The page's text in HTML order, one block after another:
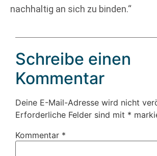
nachhaltig an sich zu binden.“
Schreibe einen
Kommentar
Deine E-Mail-Adresse wird nicht
Erforderliche Felder sind mit *
Kommentar *